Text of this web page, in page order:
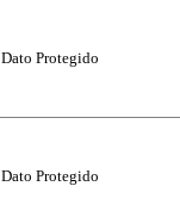
Dato Protegido
Dato Protegido